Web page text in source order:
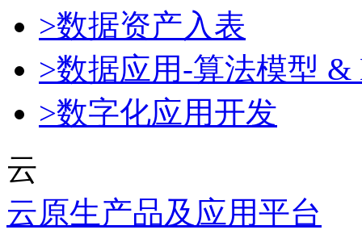
>数据资产入表
>数据应用-算法模型 &
>数字化应用开发
云
云原生产品及应用平台